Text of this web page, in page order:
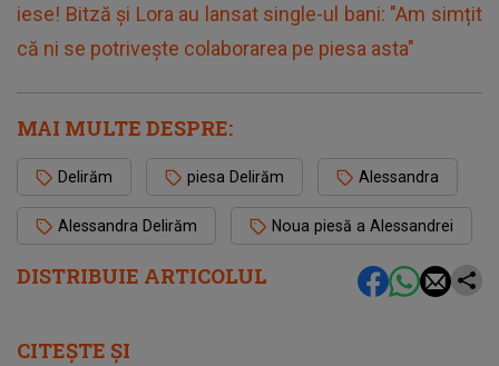
DISTRIBUIE ARTICOLUL
iese! Bitză și Lora au lansat single-ul bani: "Am simțit
că ni se potrivește colaborarea pe piesa asta"
MAI MULTE DESPRE:
Delirăm piesa Delirăm Alessandra
Alessandra Delirăm Noua piesă a Alessandrei
CITEȘTE ȘI